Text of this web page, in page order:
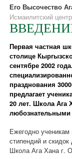
Его Высочество
Исмаилитский
Первая частная
столице
сентябре 2002
празднования
предлагает
20 лет. Школа Ага
любознательными
Ежегодно
стипендий и
Школа Ага Хана г.